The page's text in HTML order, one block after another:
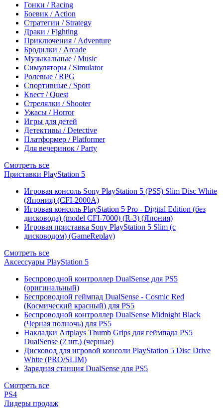
Гонки / Racing
Боевик / Action
Стратегии / Strategy
Драки / Fighting
Приключения / Adventure
Бродилки / Arcade
Музыкальные / Music
Симуляторы / Simulator
Ролевые / RPG
Спортивные / Sport
Квест / Quest
Стрелялки / Shooter
Ужасы / Horror
Игры для детей
Детективы / Detective
Платформер / Platformer
Для вечеринок / Party
Смотреть все
Приставки PlayStation 5
Игровая консоль Sony PlayStation 5 (PS5) Slim Disc White
(Япония) (CFI-2000A)
Игровая консоль PlayStation 5 Pro - Digital Edition (без
дисковода) (model CFI-7000) (R-3) (Япония)
Игровая приставка Sony PlayStation 5 Slim (с
дисководом) (GameReplay)
Смотреть все
Аксессуары PlayStation 5
Беспроводной контроллер DualSense для PS5
(оригинальный)
Беспроводной геймпад DualSense - Cosmic Red
(Космический красный) для PS5
Беспроводной контроллер DualSense Midnight Black
(Черная полночь) для PS5
Накладки Artplays Thumb Grips для геймпада PS5
DualSense (2 шт.) (черные)
Дисковод для игровой консоли PlayStation 5 Disc Drive
White (PRO/SLIM)
Зарядная станция DualSense для PS5
Смотреть все
PS4
Лидеры продаж